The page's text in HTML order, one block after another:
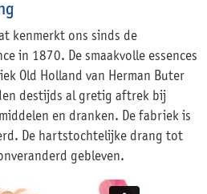
kenmerkt ons sinds de
in 1870. De smaakvolle essences
Old Holland van Herman Buter
destijds al gretig aftrek bij
en dranken. De fabriek is
De hartstochtelijke drang tot
gebleven.